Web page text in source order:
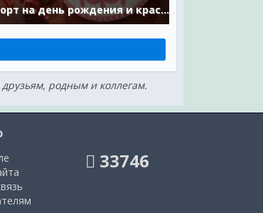
Торт на день рождения и красное вино
родным и коллегам.
33746